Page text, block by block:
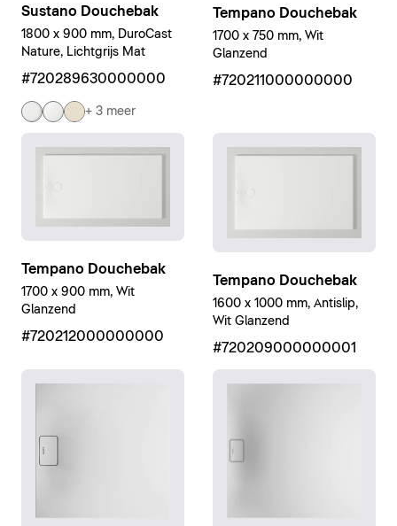
Sustano Douchebak
1800 x 900 mm, DuroCast
Nature, Lichtgrijs Mat
#720289630000000
+ 3 meer
Tempano Douchebak
1700 x 750 mm, Wit
Glanzend
#720211000000000
Tempano Douchebak
1700 x 900 mm, Wit
Glanzend
#720212000000000
Tempano Douchebak
1600 x 1000 mm, Antislip,
Wit Glanzend
#720209000000001